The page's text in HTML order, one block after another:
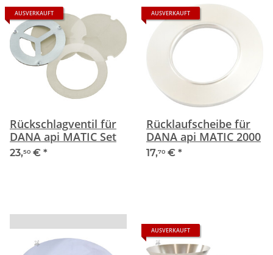
AUSVERKAUFT
Rückschlagventil für
DANA api MATIC Set
23,50 € *
AUSVERKAUFT
Rücklaufscheibe für
DANA api MATIC 2000
17,70 € *
AUSVERKAUFT